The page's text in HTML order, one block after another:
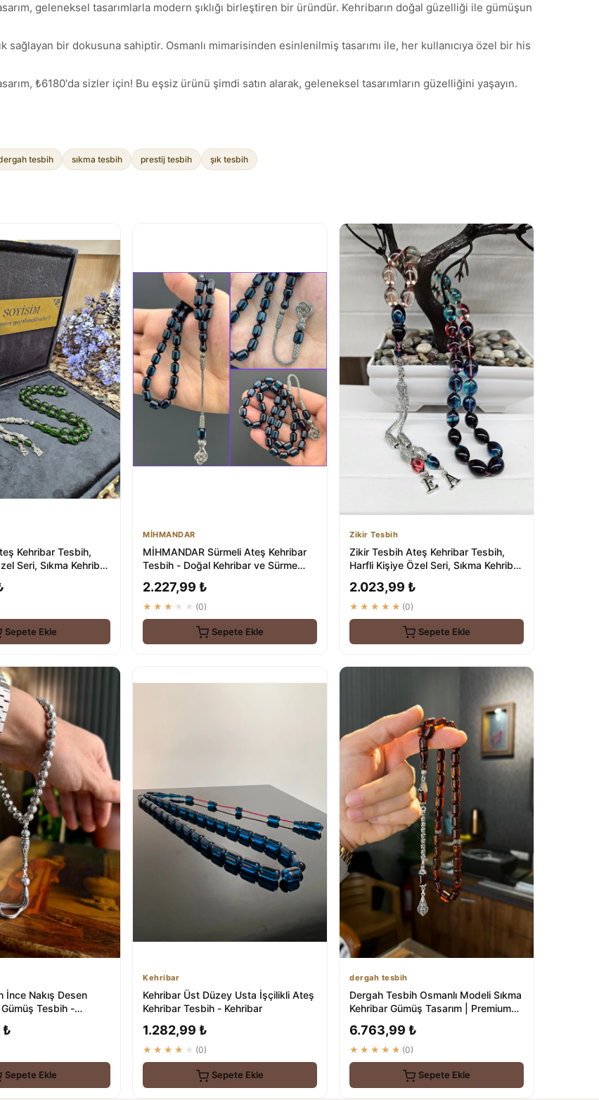
geleneksel tasarımlarla modern şıklığı birleştiren bir üründür. Kehribarın doğal güzelliği ile gümüşun
bir dokusuna sahiptir. Osmanlı mimarisinden esinlenilmiş tasarımı ile, her kullanıcıya özel bir his
₺6180'da sizler için! Bu eşsiz ürünü şimdi satın alarak, geleneksel tasarımların güzelliğini yaşayın.
tesbih sıkma tesbih prestij tesbih şık tesbih
Kehribar Tesbih,
Seri, Sıkma Kehribar
Sepete Ekle
MİHMANDAR
MİHMANDAR Sürmeli Ateş Kehribar
Tesbih - Doğal Kehribar ve Sürme
2.227,99 ₺
★★★★★ (0)
Sepete Ekle
Zikir Tesbih
Zikir Tesbih Ateş Kehribar Tesbih,
Harfli Kişiye Özel Seri, Sıkma Kehribar
2.023,99 ₺
★★★★★ (0)
Sepete Ekle
İnce Nakış Desen
Tesbih -
₺
Sepete Ekle
Kehribar
Kehribar Üst Düzey Usta İşçilikli Ateş
Kehribar Tesbih - Kehribar
1.282,99 ₺
★★★★★ (0)
Sepete Ekle
dergah tesbih
Dergah Tesbih Osmanlı Modeli Sıkma
Kehribar Gümüş Tasarım | Premium
Kalite
6.763,99 ₺
★★★★★ (0)
Sepete Ekle